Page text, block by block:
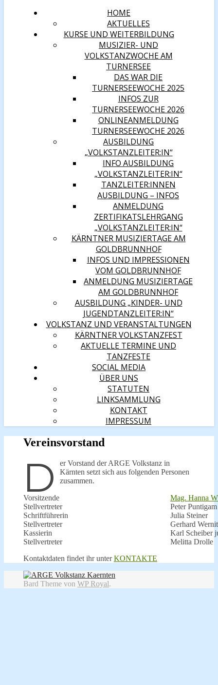
HOME
AKTUELLES
KURSE UND WEITERBILDUNG
MUSIZIER- UND
VOLKSTANZWOCHE AM
TURNERSEE
DAS WAR DIE
TURNERSEEWOCHE 2025
INFOS ZUR
TURNERSEEWOCHE 2026
ONLINEANMELDUNG
TURNERSEEWOCHE 2026
AUSBILDUNG
„VOLKSTANZLEITER:IN“
INFO AUSBILDUNG
„VOLKSTANZLEITER:IN“
TANZLEITER:INNEN
AUSBILDUNG – INFOS
ANMELDUNG
ZERTIFIKATSLEHRGANG
„VOLKSTANZLEITER:IN“
KÄRNTNER MUSIZIERTAGE AM
GOLDBRUNNHOF
INFOS UND IMPRESSIONEN
VOM GOLDBRUNNHOF
ANMELDUNG MUSIZIERTAGE
AM GOLDBRUNNHOF
AUSBILDUNG „KINDER- UND
JUGENDTANZLEITER:IN“
VOLKSTANZ UND VERANSTALTUNGEN
KÄRNTNER VOLKSTANZFEST
AKTUELLE TERMINE UND
TANZFESTE
SOCIAL MEDIA
ÜBER UNS
STATUTEN
LINKSAMMLUNG
KONTAKT
IMPRESSUM
Vereinsvorstand
D
er Vorstand der ARGE Volkstanz in
Kärnten setzt sich aus folgenden Personen
zusammen.
Vorsitzende
Mag. Hanna
Stellvertreter
Peter Puntigam
Schriftführerin
Julia Steiner
Stellvertreter
Gerhard
Kassierin
Karl Scheiber
Stellvertreter
Melitta Drolle
Kontaktdaten findet ihr unterKONTAKTE
Bard Theme von WP Royal.